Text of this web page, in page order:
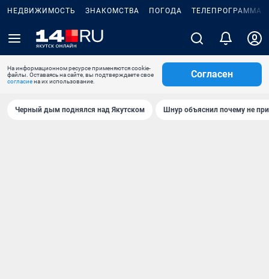
НЕДВИЖИМОСТЬ ЗНАКОМСТВА ПОГОДА ТЕЛЕПРОГРАММА
На информационном ресурсе применяются cookie-
файлы. Оставаясь на сайте, вы подтверждаете свое
согласиена их использование.
Согласен
Черный дым поднялся над Якутском Шнур объяснил почему не